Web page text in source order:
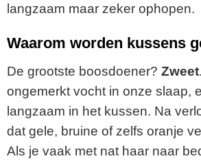
langzaam maar zeker ophopen.
Waarom worden kussens
De grootste boosdoener? Zweet
ongemerkt vocht in onze slaap,
langzaam in het kussen. Na
dat gele, bruine of zelfs oranje
Als je vaak met nat haar naar